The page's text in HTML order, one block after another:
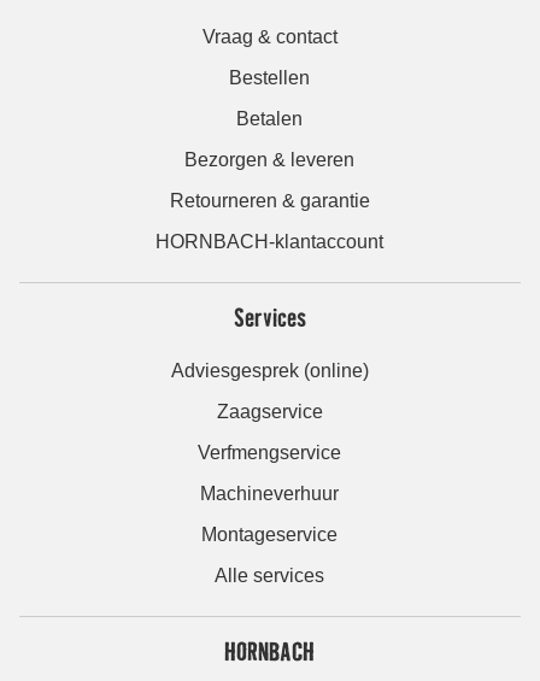
Vraag & contact
Bestellen
Betalen
Bezorgen & leveren
Retourneren & garantie
HORNBACH-klantaccount
Services
Adviesgesprek (online)
Zaagservice
Verfmengservice
Machineverhuur
Montageservice
Alle services
HORNBACH